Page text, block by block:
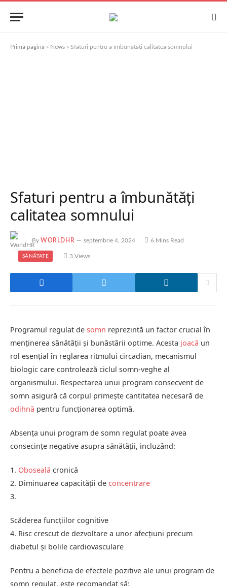
Prima pagină » News » Sfaturi pentru a îmbunătăți calitatea somnului
Sfaturi pentru a îmbunătăți
calitatea somnului
By WORLDHR septembrie 4, 2024 6 Mins Read
SĂNĂTATE 3Views
Programul regulat de somn reprezintă un factor crucial în
menținerea sănătății și bunăstării optime. Acesta joacă un
rol esențial în reglarea ritmului circadian, mecanismul
biologic care controlează ciclul somn-veghe al
organismului. Respectarea unui program consecvent de
somn asigură că corpul primește cantitatea necesară de
odihnă pentru funcționarea optimă.
Absența unui program de somn regulat poate avea
consecințe negative asupra sănătății, incluzând:
1. Oboseală cronică
2. Diminuarea capacității de concentrare
3.
Scăderea funcțiilor cognitive
4. Risc crescut de dezvoltare a unor afecțiuni precum
diabetul și bolile cardiovasculare
Pentru a beneficia de efectele pozitive ale unui program de
somn regulat, este recomandat să: